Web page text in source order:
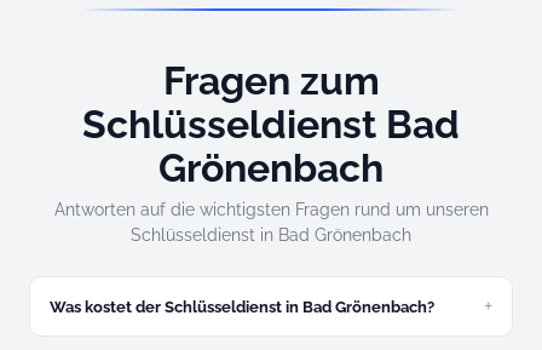
Fragen zum
Schlüsseldienst Bad
Grönenbach
Antworten auf die wichtigsten Fragen rund um unseren
Schlüsseldienst in Bad Grönenbach
Was kostet der Schlüsseldienst in Bad Grönenbach?